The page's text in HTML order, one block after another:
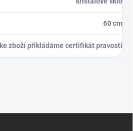
60 cm
ke zboží přikládáme certifikát pravosti